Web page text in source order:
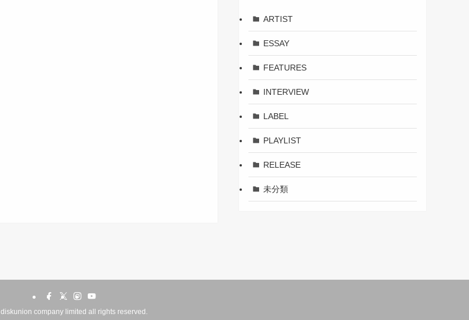
ARTIST
ESSAY
FEATURES
INTERVIEW
LABEL
PLAYLIST
RELEASE
未分類
diskunion company limited all rights reserved.